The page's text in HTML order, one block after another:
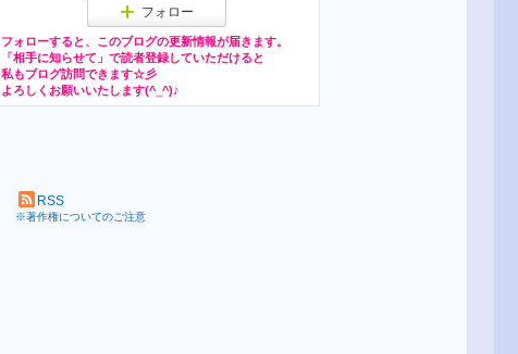
フォロー
フォローすると、このブログの更新情報が届きます。
RSS
※著作権についてのご注意